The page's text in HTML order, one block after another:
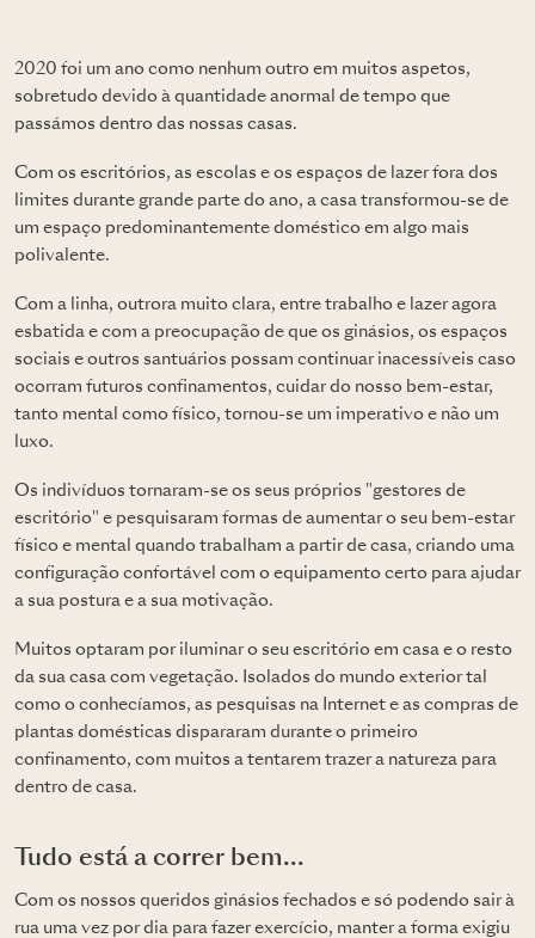
2020 foi um ano como nenhum outro em muitos aspetos,
sobretudo devido à quantidade anormal de tempo que
passámos dentro das nossas casas.
Com os escritórios, as escolas e os espaços de lazer fora dos
limites durante grande parte do ano, a casa transformou-se de
um espaço predominantemente doméstico em algo mais
polivalente.
Com a linha, outrora muito clara, entre trabalho e lazer agora
esbatida e com a preocupação de que os ginásios, os espaços
sociais e outros santuários possam continuar inacessíveis caso
ocorram futuros confinamentos, cuidar do nosso bem-estar,
tanto mental como físico, tornou-se um imperativo e não um
luxo.
Os indivíduos tornaram-se os seus próprios "gestores de
escritório" e pesquisaram formas de aumentar o seu bem-estar
físico e mental quando trabalham a partir de casa, criando uma
configuração confortável com o equipamento certo para ajudar
a sua postura e a sua motivação.
Muitos optaram por iluminar o seu escritório em casa e o resto
da sua casa com vegetação. Isolados do mundo exterior tal
como o conhecíamos, as pesquisas na Internet e as compras de
plantas domésticas dispararam durante o primeiro
confinamento, com muitos a tentarem trazer a natureza para
dentro de casa.
Tudo está a correr bem...
Com os nossos queridos ginásios fechados e só podendo sair à
rua uma vez por dia para fazer exercício, manter a forma exigiu